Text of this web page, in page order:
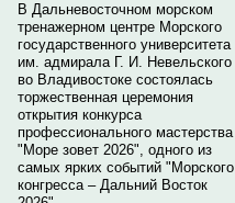
В Дальневосточном морском
тренажерном центре Морского
государственного университета
им. адмирала Г. И. Невельского
во Владивостоке состоялась
торжественная церемония
открытия конкурса
профессионального мастерства
"Море зовет 2026", одного из
самых ярких событий "Морского
конгресса – Дальний Восток